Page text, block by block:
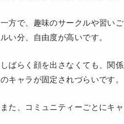
一方で、趣味のサークルや習い
ルい分、自由度が高いです。
しばらく顔を出さなくても、関
のキャラが固定されづらいです。
また、コミュニティーごとにキ